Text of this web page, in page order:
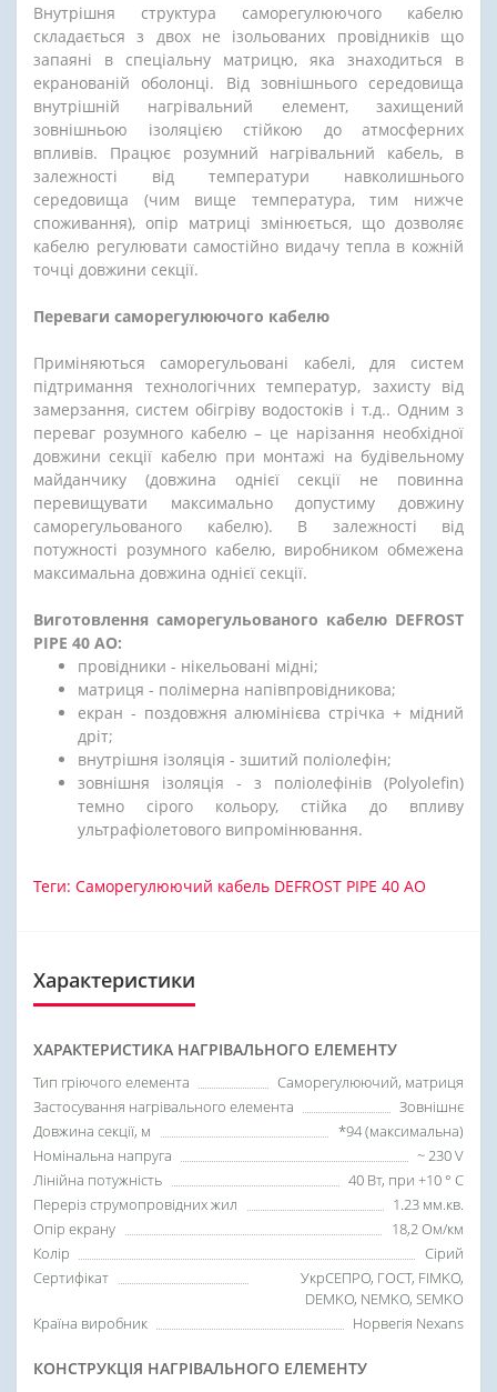
Внутрішня структура саморегулюючого кабелю
складається з двох не ізольованих провідників що
запаяні в спеціальну матрицю, яка знаходиться в
екранованій оболонці. Від зовнішнього середовища
внутрішній нагрівальний елемент, захищений
зовнішньою ізоляцією стійкою до атмосферних
впливів. Працює розумний нагрівальний кабель, в
залежності від температури навколишнього
середовища (чим вище температура, тим нижче
споживання), опір матриці змінюється, що дозволяє
кабелю регулювати самостійно видачу тепла в кожній
точці довжини секції.
Переваги саморегулюючого кабелю
Приміняються саморегульовані кабелі, для систем
підтримання технологічних температур, захисту від
замерзання, систем обігріву водостоків і т.д.. Одним з
переваг розумного кабелю – це нарізання необхідної
довжини секції кабелю при монтажі на будівельному
майданчику (довжина однієї секції не повинна
перевищувати максимально допустиму довжину
саморегульованого кабелю). В залежності від
потужності розумного кабелю, виробником обмежена
максимальна довжина однієї секції.
Виготовлення саморегульованого кабелю DEFROST
PIPE 40 AO:
провідники - нікельовані мідні;
матриця - полімерна напівпровідникова;
екран - поздовжня алюмінієва стрічка + мідний
дріт;
внутрішня ізоляція - зшитий поліолефін;
зовнішня ізоляція - з поліолефінів (Polyolefin)
темно сірого кольору, стійка до впливу
ультрафіолетового випромінювання.
Теги: Cаморегулюючий кабель DEFROST PIPE 40 AO
Характеристики
ХАРАКТЕРИСТИКА НАГРІВАЛЬНОГО ЕЛЕМЕНТУ
Тип гріючого елемента
Саморегулюючий, матриця
Застосування нагрівального елемента
Зовнішнє
Довжина секції, м
*94 (максимальна)
Номінальна напруга
~ 230 V
Лінійна потужність
40 Вт, при +10 ° C
Переріз струмопровідних жил
1.23 мм.кв.
Опір екрану
18,2 Ом/км
Колір
Сірий
Сертифікат
УкрСЕПРО, ГОСТ, FIMKO,
DEMKO, NEMKO, SEMKO
Країна виробник
Норвегія Nexans
КОНСТРУКЦІЯ НАГРІВАЛЬНОГО ЕЛЕМЕНТУ